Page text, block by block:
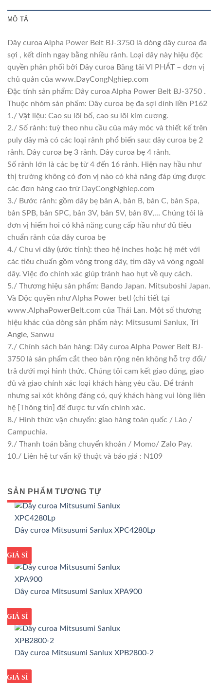
MÔ TẢ
Dây curoa Alpha Power Belt BJ-3750 là dòng dây curoa đa
sợi , kết dính ngay bằng nhiều rảnh. Loại dây này hiệu độc
quyền phân phối bởi Dây curoa Băng tải VI PHÁT – đơn vị
chủ quản của www.DayCongNghiep.com
Đặc tính sản phẩm: Dây curoa Alpha Power Belt BJ-3750 .
Thuộc nhóm sản phẩm: Dây curoa bẹ đa sợi dính liền P162
1./ Vật liệu: Cao su lõi bố, cao su lõi kim cương.
2./ Số rảnh: tuỳ theo nhu cầu của máy móc và thiết kế trên
puly dây mà có các loại rảnh phổ biến sau: dây curoa bẹ 2
rảnh. Dây curoa bẹ 3 rảnh. Dây curoa bẹ 4 rảnh.
Số rảnh lớn là các bẹ từ 4 đến 16 rảnh. Hiện nay hầu như
thị trường không có đơn vị nào có khả năng đáp ứng được
các đơn hàng cao trừ DayCongNghiep.com
3./ Bước rảnh: gồm dây bẹ bản A, bản B, bản C, bản Spa,
bản SPB, bản SPC, bản 3V, bản 5V, bản 8V,… Chúng tôi là
đơn vị hiếm hoi có khả năng cung cấp hầu như đủ tiêu
chuẩn rảnh của dây curoa bẹ
4./ Chu vi dây (ước tính): theo hệ inches hoặc hệ mét với
các tiêu chuẩn gồm vòng trong dây, tim dây và vòng ngoài
dây. Việc đo chính xác giúp tránh hao hụt về quy cách.
5./ Thương hiệu sản phẩm: Bando Japan. Mitsuboshi Japan.
Và Độc quyền như Alpha Power betl (chi tiết tại
www.AlphaPowerBelt.com của Thái Lan. Một số thương
hiệu khác của dòng sản phẩm này: Mitsusumi Sanlux, Tri
Angle, Sanwu
7./ Chính sách bán hàng: Dây curoa Alpha Power Belt BJ-
3750 là sản phẩm cắt theo bản rộng nên không hỗ trợ đổi/
trả dưới mọi hình thức. Chúng tôi cam kết giao đúng, giao
đủ và giao chính xác loại khách hàng yêu cầu. Để tránh
nhưng sai xót không đáng có, quý khách hàng vui lòng liên
hệ [Thông tin] để được tư vấn chính xác.
8./ Hình thức vận chuyển: giao hàng toàn quốc / Lào /
Campuchia.
9./ Thanh toán bằng chuyển khoản / Momo/ Zalo Pay.
10./ Liên hệ tư vấn kỹ thuật và báo giá : N109
SẢN PHẨM TƯƠNG TỰ
GIÁ TỐT
GIÁ SỈ
Dây curoa Mitsusumi Sanlux XPC4280Lp
GIÁ TỐT
GIÁ SỈ
Dây curoa Mitsusumi Sanlux XPA900
GIÁ TỐT
GIÁ SỈ
Dây curoa Mitsusumi Sanlux XPB2800-2
GIÁ TỐT
GIÁ SỈ